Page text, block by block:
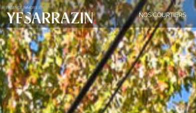
NOS COURTIERS